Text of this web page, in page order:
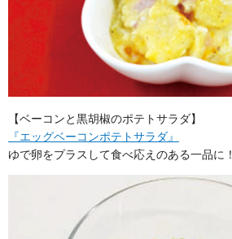
【ベーコンと黒胡椒のポテトサラダ】
『エッグベーコンポテトサラダ』
ゆで卵をプラスして食べ応えのある一品に！